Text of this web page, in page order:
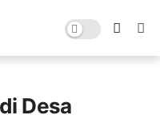
Desa